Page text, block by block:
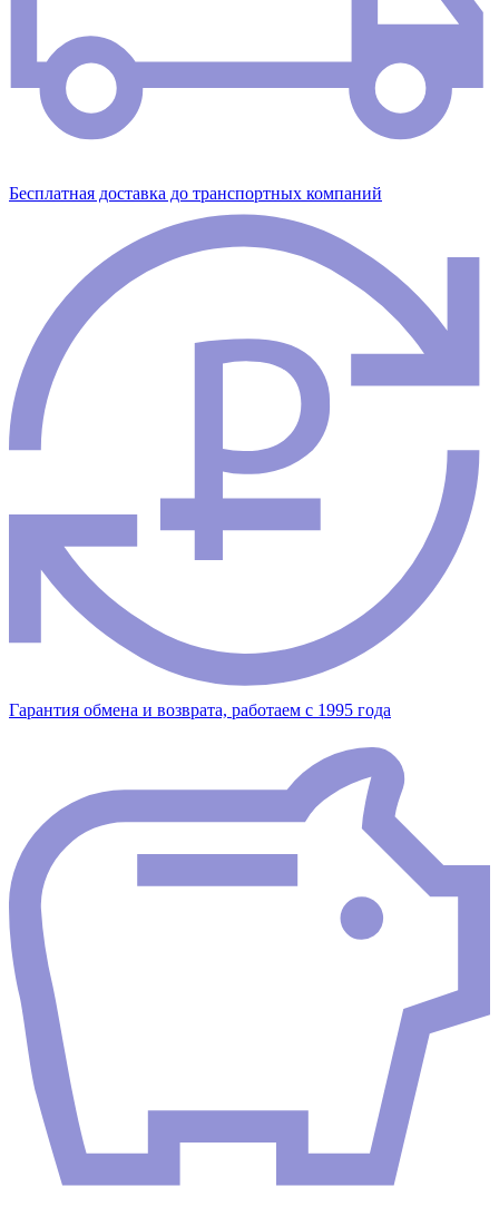
Бесплатная доставка до транспортных компаний
Гарантия обмена и возврата, работаем с 1995 года